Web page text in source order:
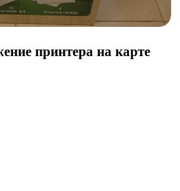
принтера на карте